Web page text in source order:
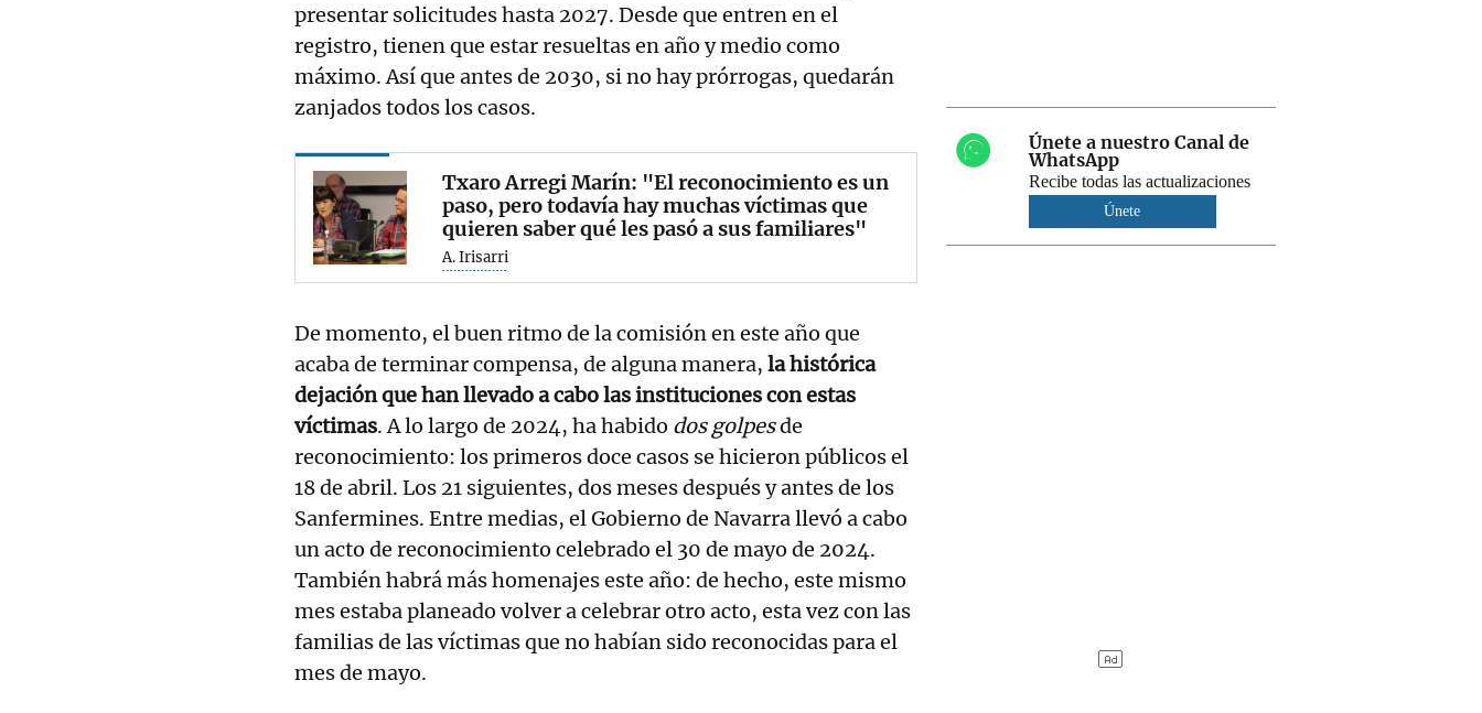
presentar solicitudes hasta 2027. Desde que entren en el
registro, tienen que estar resueltas en año y medio como
máximo. Así que antes de 2030, si no hay prórrogas, quedarán
zanjados todos los casos.
Txaro Arregi Marín: "El reconocimiento es un
paso, pero todavía hay muchas víctimas que
quieren saber qué les pasó a sus familiares"
A. Irisarri
De momento, el buen ritmo de la comisión en este año que
acaba de terminar compensa, de alguna manera, la histórica
dejación que han llevado a cabo las instituciones con estas
víctimas. A lo largo de 2024, ha habido dos golpesde
reconocimiento: los primeros doce casos se hicieron públicos el
18 de abril. Los 21 siguientes, dos meses después y antes de los
Sanfermines. Entre medias, el Gobierno de Navarra llevó a cabo
un acto de reconocimiento celebrado el 30 de mayo de 2024.
También habrá más homenajes este año: de hecho, este mismo
mes estaba planeado volver a celebrar otro acto, esta vez con las
familias de las víctimas que no habían sido reconocidas para el
mes de mayo.
Únete a nuestro Canal de
WhatsApp
Recibe todas las actualizaciones
Únete